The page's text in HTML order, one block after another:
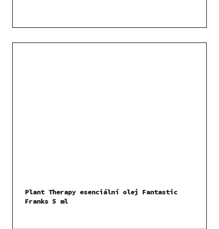
Plant Therapy esenciální olej Fantastic
Franks 5 ml